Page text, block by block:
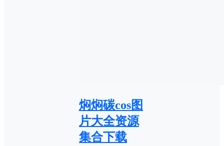
焖焖碳cos图
片大全资源
集合下载